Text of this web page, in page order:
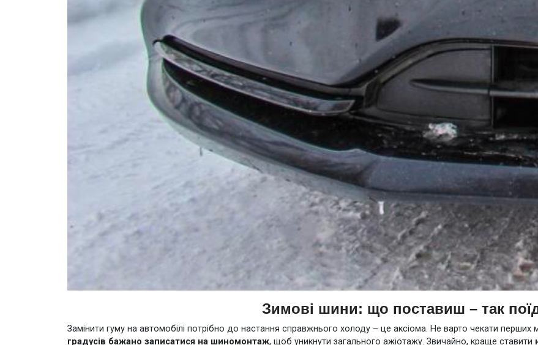
Зимові шини: що поставиш – так
Замінити гуму на автомобілі потрібно до настання справжнього холоду – це аксіома. Не варто чекати перших
градусів бажано записатися на шиномонтаж, щоб уникнути загального ажіотажу. Звичайно, краще ставити